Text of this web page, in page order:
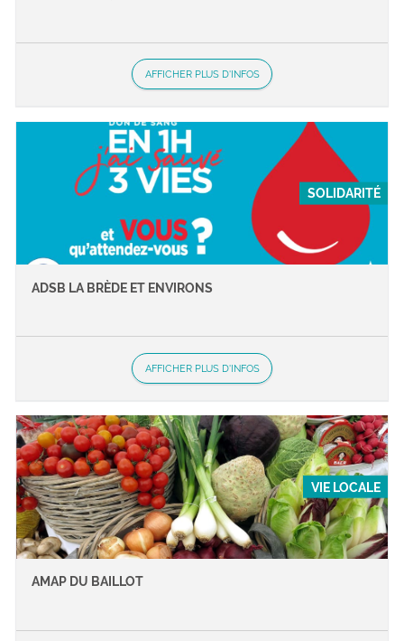
AFFICHER PLUS D'INFOS
SOLIDARITÉ
ADSB LA BRÈDE ET ENVIRONS
AFFICHER PLUS D'INFOS
VIE LOCALE
AMAP DU BAILLOT